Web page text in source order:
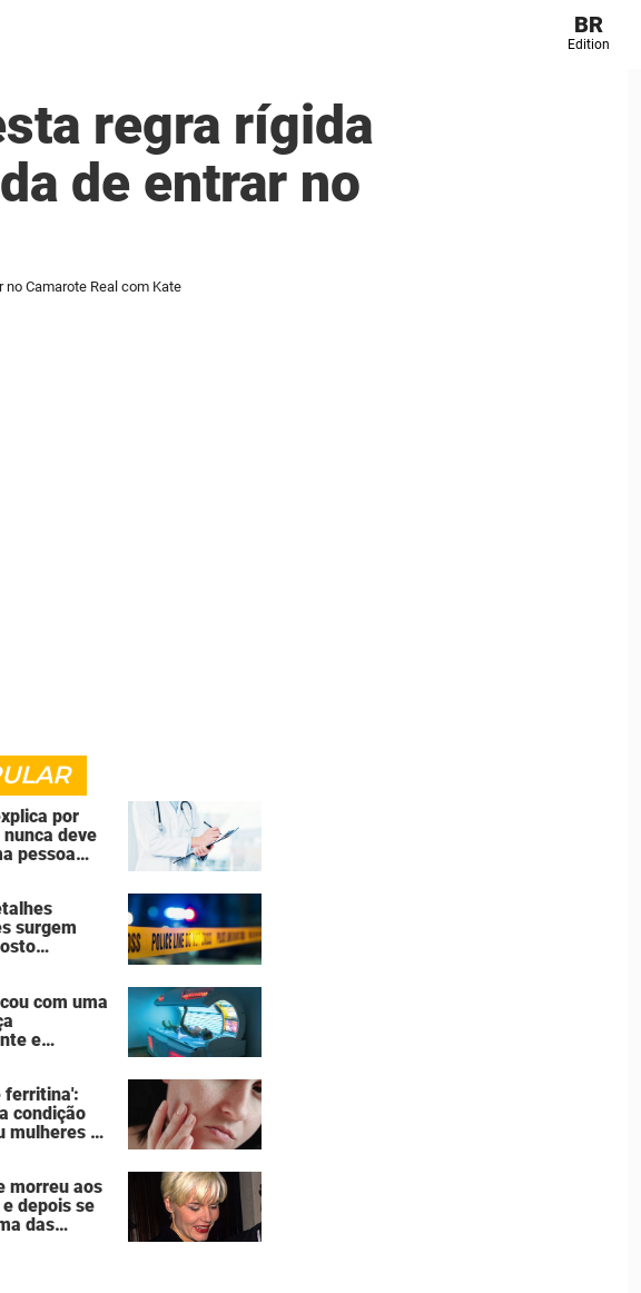
BR
Edition
regra rígida
de entrar no
Camarote Real com Kate
por
deve
pessoa
surgem
que matou
7 pessoas
com uma
e
ferritina':
condição
mulheres a
de cansaço
morreu aos
depois se
das